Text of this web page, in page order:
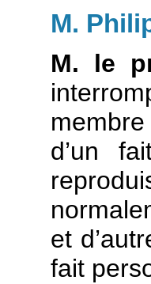
M.
M. le
d’un
et
fait